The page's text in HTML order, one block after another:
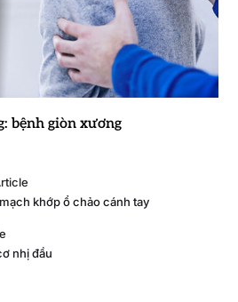
bệnh giòn xương
khớp ổ chảo cánh tay
nhị đầu